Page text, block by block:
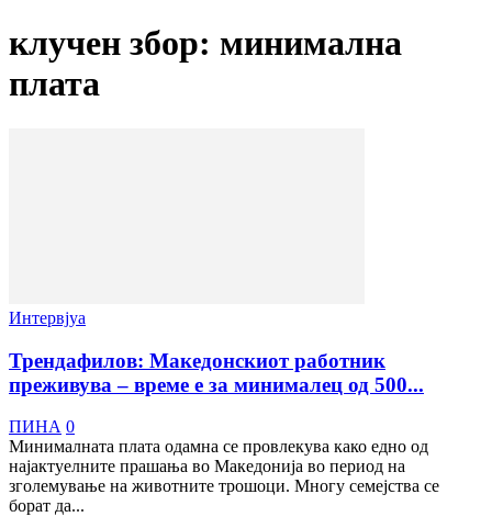
клучен збор: минимална
плата
Интервјуа
Трендафилов: Македонскиот работник
преживува – време е за минималец од 500...
ПИНА 0
Минималната плата одамна се провлекува како едно од
најактуелните прашања во Македонија во период на
зголемување на животните трошоци. Многу семејства се
борат да...